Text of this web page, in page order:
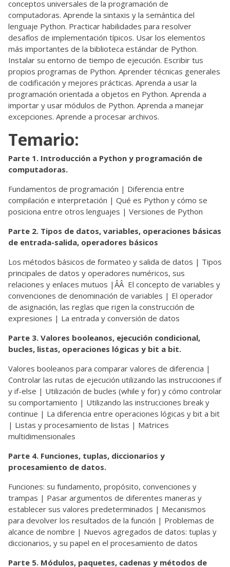
conceptos universales de la programación de
computadoras. Aprende la sintaxis y la semántica del
lenguaje Python. Practicar habilidades para resolver
desafíos de implementación típicos. Usar los elementos
más importantes de la biblioteca estándar de Python.
Instalar su entorno de tiempo de ejecución. Escribir tus
propios programas de Python. Aprender técnicas generales
de codificación y mejores prácticas. Aprenda a usar la
programación orientada a objetos en Python. Aprenda a
importar y usar módulos de Python. Aprenda a manejar
excepciones. Aprende a procesar archivos.
Temario:
Parte 1. Introducción a Python y programación de
computadoras.
Fundamentos de programación | Diferencia entre
compilación e interpretación | Qué es Python y cómo se
posiciona entre otros lenguajes | Versiones de Python
Parte 2. Tipos de datos, variables, operaciones básicas
de entrada-salida, operadores básicos
Los métodos básicos de formateo y salida de datos | Tipos
principales de datos y operadores numéricos, sus
relaciones y enlaces mutuos |ÂÂ El concepto de variables y
convenciones de denominación de variables | El operador
de asignación, las reglas que rigen la construcción de
expresiones | La entrada y conversión de datos
Parte 3. Valores booleanos, ejecución condicional,
bucles, listas, operaciones lógicas y bit a bit.
Valores booleanos para comparar valores de diferencia |
Controlar las rutas de ejecución utilizando las instrucciones if
y if-else | Utilización de bucles (while y for) y cómo controlar
su comportamiento | Utilizando las instrucciones break y
continue | La diferencia entre operaciones lógicas y bit a bit
| Listas y procesamiento de listas | Matrices
multidimensionales
Parte 4. Funciones, tuplas, diccionarios y
procesamiento de datos.
Funciones: su fundamento, propósito, convenciones y
trampas | Pasar argumentos de diferentes maneras y
establecer sus valores predeterminados | Mecanismos
para devolver los resultados de la función | Problemas de
alcance de nombre | Nuevos agregados de datos: tuplas y
diccionarios, y su papel en el procesamiento de datos
Parte 5. Módulos, paquetes, cadenas y métodos de